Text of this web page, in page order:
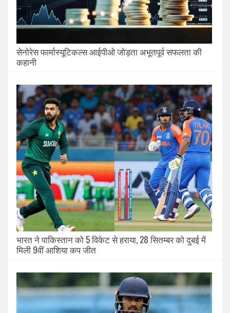
सेनोरेस फार्मास्यूटिकल्स आईपीओ जोड़ता अभूतपूर्व सफलता की
कहानी
भारत ने पाकिस्तान को 5 विकेट से हराया, 28 सितम्बर को दुबई में
मिली 9वीं आशिया कप जीत